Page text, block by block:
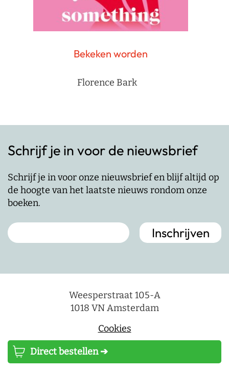
Direct bestellen ➔
Bekeken worden
Florence Bark
Schrijf je in voor de nieuwsbrief
Schrijf je in voor onze nieuwsbrief en blijf altijd op
de hoogte van het laatste nieuws rondom onze
boeken.
Weesperstraat 105-A
1018 VN Amsterdam
Cookies
Cookie instellingen
+ 31 (0)20 530 73 40
info@lsuitgeverij.nl